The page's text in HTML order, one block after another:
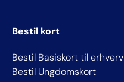
Bestil kort
Bestil Basiskort til erhverv
Bestil Ungdomskort